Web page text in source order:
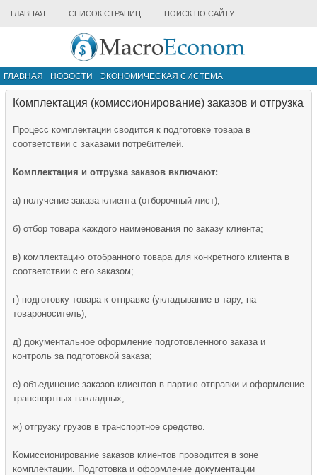
ГЛАВНАЯ СПИСОК СТРАНИЦ ПОИСК ПО САЙТУ
ГЛАВНАЯ НОВОСТИ
ЭКОНОМИЧЕСКАЯ СИСТЕМА
ИНФРАСТРУКТУРА РЫНКА
Комплектация (комиссионирование) заказов и отгрузка
Процесс комплектации сводится к подготовке товара в
соответствии с заказами потребителей.
Комплектация и отгрузка заказов включают:
а) получение заказа клиента (отборочный лист);
б) отбор товара каждого наименования по заказу клиента;
в) комплектацию отобранного товара для конкретного клиента в
соответствии с его заказом;
г) подготовку товара к отправке (укладывание в тару, на
товароноситель);
д) документальное оформление подготовленного заказа и
контроль за подготовкой заказа;
е) объединение заказов клиентов в партию отправки и оформление
транспортных накладных;
ж) отгрузку грузов в транспортное средство.
Комиссионирование заказов клиентов проводится в зоне
комплектации. Подготовка и оформление документации